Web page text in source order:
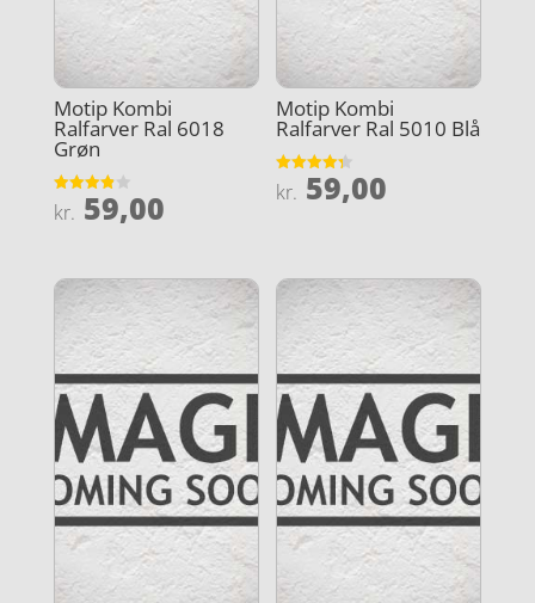
Motip Kombi
Ralfarver Ral 6018
Grøn
Vurderet
3.9
kr. 59,00
Motip Kombi
Ralfarver Ral 5010 Blå
Vurderet
4.3
kr. 59,00